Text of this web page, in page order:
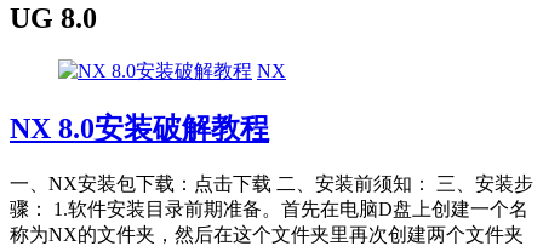
UG 8.0
NX
NX 8.0安装破解教程
一、NX安装包下载：点击下载 二、安装前须知： 三、安装步
骤： 1.软件安装目录前期准备。首先在电脑D盘上创建一个名
称为NX的文件夹，然后在这个文件夹里再次创建两个文件夹